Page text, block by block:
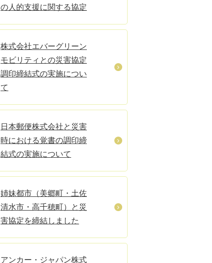
の人的支援に関する協定
株式会社エバーグリーン
モビリティとの災害協定
調印締結式の実施につい
て
日本郵便株式会社と災害
時における覚書の調印締
結式の実施について
姉妹都市（美郷町・土佐
清水市・高千穂町）と災
害協定を締結しました
アンカー・ジャパン株式